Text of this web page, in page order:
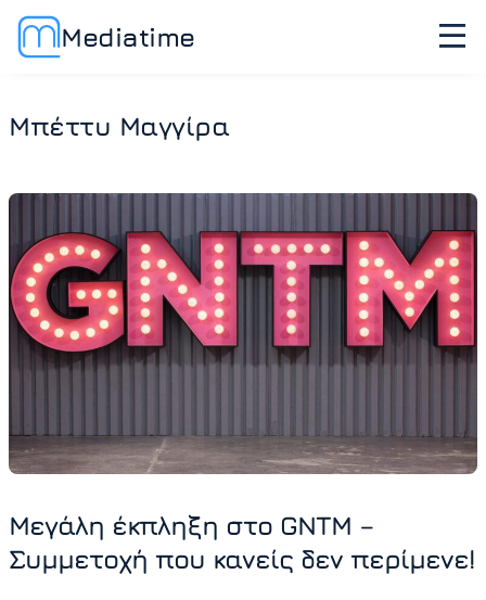
Mediatime
Μπέττυ Μαγγίρα
Μεγάλη έκπληξη στο GNTM –
Συμμετοχή που κανείς δεν περίμενε!